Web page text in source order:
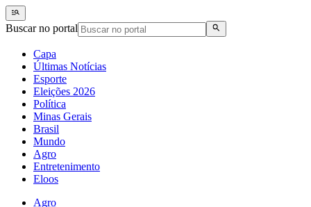
Buscar no portal
Capa
Últimas Notícias
Esporte
Eleições 2026
Política
Minas Gerais
Brasil
Mundo
Agro
Entretenimento
Eloos
Agro